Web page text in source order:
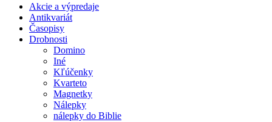
Akcie a výpredaje
Antikvariát
Časopisy
Drobnosti
Domino
Iné
Kľúčenky
Kvarteto
Magnetky
Nálepky
nálepky do Biblie